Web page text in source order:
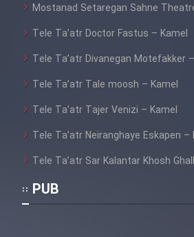
Mostanad Setaregan Sahne
Tele Ta’atr Doctor Fastus – Kamel
Tele Ta’atr Divanegan Motefakker
Tele Ta’atr Tale moosh – Kamel
Tele Ta’atr Tajer Venizi – Kamel
Tele Ta’atr Neiranghaye Eskapen –
Tele Ta’atr Sar Kalantar Khosh
PUB